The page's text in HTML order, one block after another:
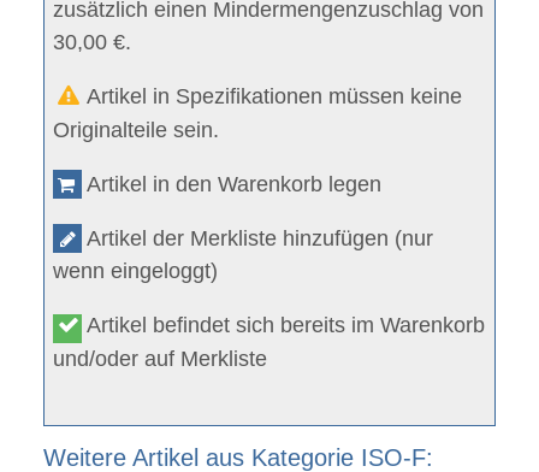
zusätzlich einen Mindermengenzuschlag von
30,00 €.
Artikel in Spezifikationen müssen keine
Originalteile sein.
Artikel in den Warenkorb legen
Artikel der Merkliste hinzufügen (nur
wenn eingeloggt)
Artikel befindet sich bereits im Warenkorb
und/oder auf Merkliste
Weitere Artikel aus Kategorie ISO-F: